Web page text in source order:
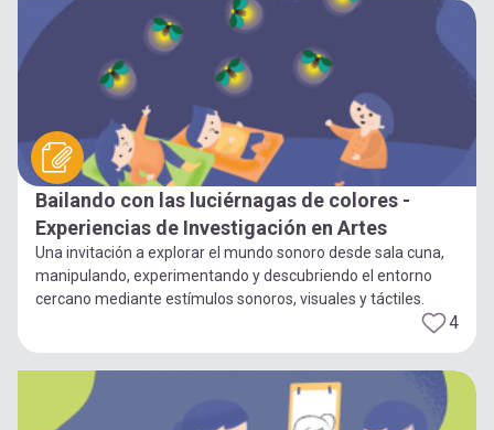
Bailando con las luciérnagas de colores -
Experiencias de Investigación en Artes
Una invitación a explorar el mundo sonoro desde sala cuna,
manipulando, experimentando y descubriendo el entorno
cercano mediante estímulos sonoros, visuales y táctiles.
4